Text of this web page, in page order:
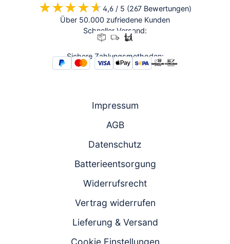
★★★★★
★★★★★4,6 / 5 (267 Bewertungen)
Über 50.000 zufriedene Kunden
Schneller Versand:
Sichere Zahlungsmethoden:
Impressum
AGB
Datenschutz
Batterieentsorgung
Widerrufsrecht
Vertrag widerrufen
Lieferung & Versand